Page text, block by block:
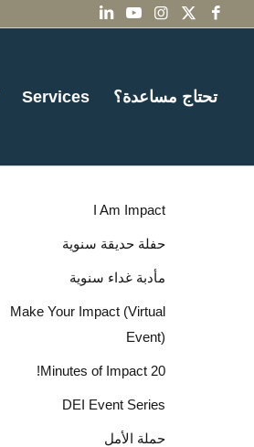
تحتاج مساعدة؟ Services
I Am Impact
حفلة حديقة سنوية
مأدبة غداء سنوية
Make Your Impact (Virtual
Event)
20 Minutes of Impact!
DEI Event Series
حملة الأمل